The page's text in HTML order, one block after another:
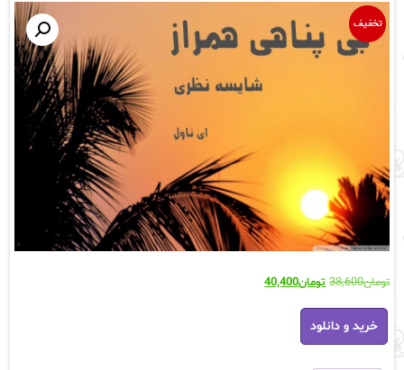
تخفیف
تومان38,600 قیمت
تومان38,600
بود.
تومان40,400قیمت
دانلود
pdf
رمان
خرید و دانلود